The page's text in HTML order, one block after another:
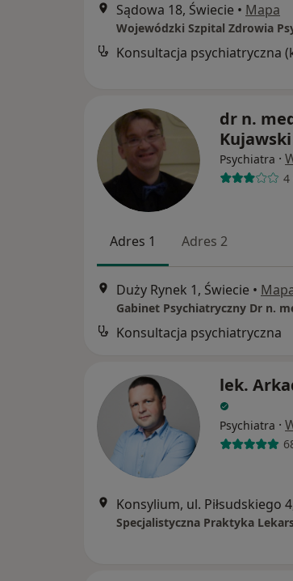
Sądowa 18, Świecie • Mapa
dr n.
Kujawski
Psychiatra ·
4
Adres 1 Adres 2
Duży Rynek 1, Świecie •
Gabinet Psychiatryczny Dr n.
Konsultacja psychiatryczna
lek.
Psychiatra ·
Konsylium, ul. Piłsudskiego
Specjalistyczna Praktyka